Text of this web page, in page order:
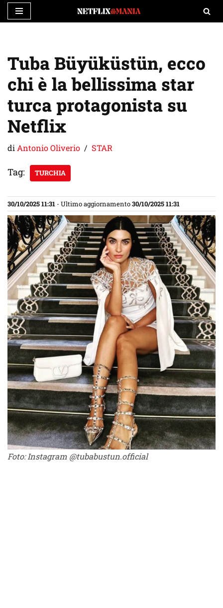
contenuto
Tuba Büyüküstün, ecco
chi è la bellissima star
turca protagonista su
Netflix
di Antonio Oliverio STAR
Tag: TURCHIA
30/10/2025 11:31 - Ultimo aggiornamento30/10/2025 11:31
Foto: Instagram @tubabustun.official